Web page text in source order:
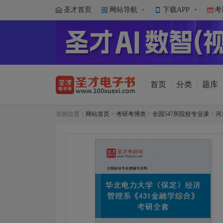
圣才首页 网站导航 下载APP 考
首页 分类 题库
当前位置： 网站首页 > 考研考博类 > 全国547所院校专业课 > 河